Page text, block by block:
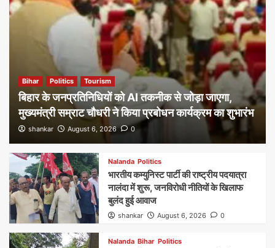
Bihar Politics Tourism
बिहार के जनप्रतिनिधियों को AI तकनीक से जोड़ा जाएगा,
मुख्यमंत्री सम्राट चौधरी ने किया प्रबोधन कार्यक्रम का शुभारंभ
shankar August 6, 2026 0
Nalanda Politics
भारतीय कम्युनिस्ट पार्टी की राष्ट्रीय पदयात्रा
नालंदा में शुरू, जनविरोधी नीतियों के खिलाफ
बुलंद हुई आवाज
shankar August 6, 2026 0
Nalanda Bihar Politics